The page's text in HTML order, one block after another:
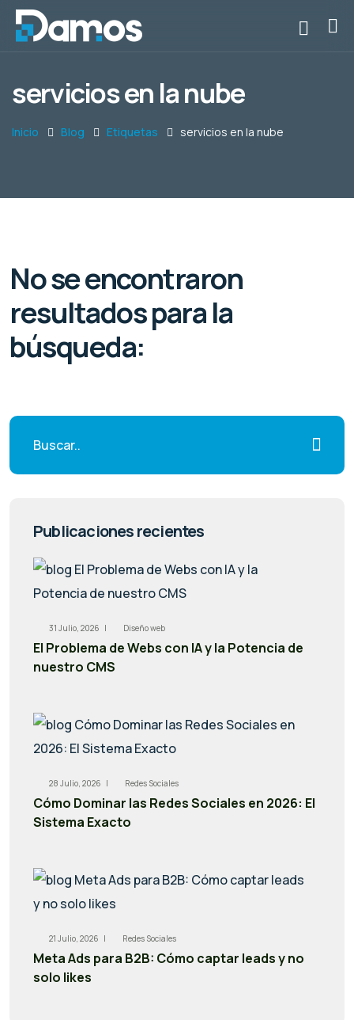
servicios en la nube
Inicio Blog Etiquetas servicios en la nube
No se encontraron
resultados para la
búsqueda:
Publicaciones recientes
31 Julio, 2026 | Diseño web
El Problema de Webs con IA y la Potencia de
nuestro CMS
28 Julio, 2026 | Redes Sociales
Cómo Dominar las Redes Sociales en 2026: El
Sistema Exacto
21 Julio, 2026 | Redes Sociales
Meta Ads para B2B: Cómo captar leads y no
solo likes